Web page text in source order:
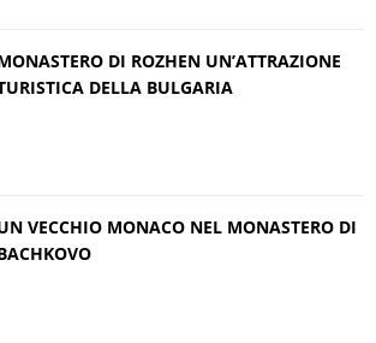
DI ROZHEN UN’ATTRAZIONE
DELLA BULGARIA
VECCHIO MONACO NEL MONASTERO DI